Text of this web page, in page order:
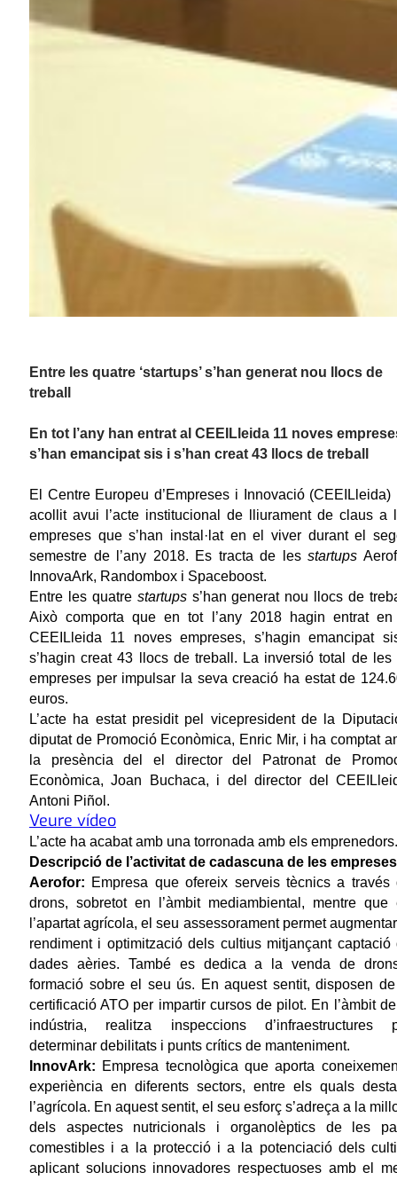
Entre les quatre ‘startups’ s’han generat nou llocs de
treball
En tot l’any han entrat al CEEILleida 11 noves
s’han emancipat sis i s’han creat 43 llocs de treball
El Centre Europeu d’Empreses i Innovació (CEEILleida)
acollit avui l’acte institucional de lliurament de claus a
empreses que s’han instal·lat en el viver durant el
semestre de l’any 2018. Es tracta de lesstartups
InnovaArk, Randombox i Spaceboost.
Entre les quatre startupss’han generat nou llocs de
Això comporta que en tot l’any 2018 hagin entrat
CEEILleida 11 noves empreses, s’hagin emancipat
s’hagin creat 43 llocs de treball. La inversió total de les
empreses per impulsar la seva creació ha estat de
euros.
L’acte ha estat presidit pel vicepresident de la
diputat de Promoció Econòmica, Enric Mir, i ha comptat
la presència del el director del Patronat de
Econòmica, Joan Buchaca, i del director del
Antoni Piñol.
Veure vídeo
L’acte ha acabat amb una torronada amb els emprenedors.
Descripció de l’activitat de cadascuna de les
Aerofor: Empresa que ofereix serveis tècnics a través
drons, sobretot en l’àmbit mediambiental, mentre que
l’apartat agrícola, el seu assessorament permet
rendiment i optimització dels cultius mitjançant captació
dades aèries. També es dedica a la venda de
formació sobre el seu ús. En aquest sentit, disposen
certificació ATO per impartir cursos de pilot. En l’àmbit
indústria, realitza inspeccions d’infraestructures
determinar debilitats i punts crítics de manteniment.
InnovArk: Empresa tecnològica que aporta
experiència en diferents sectors, entre els quals
l’agrícola. En aquest sentit, el seu esforç s’adreça a la
dels aspectes nutricionals i organolèptics de les
comestibles i a la protecció i a la potenciació dels
aplicant solucions innovadores respectuoses amb el